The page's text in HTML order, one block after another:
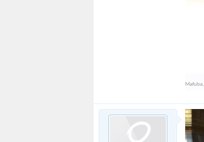
Mafuba,